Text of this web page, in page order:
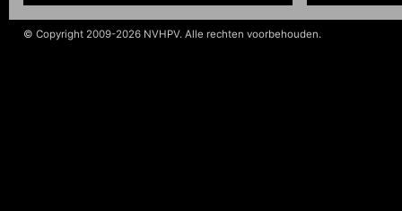
© Copyright 2009-2026 NVHPV. Alle rechten voorbehouden.